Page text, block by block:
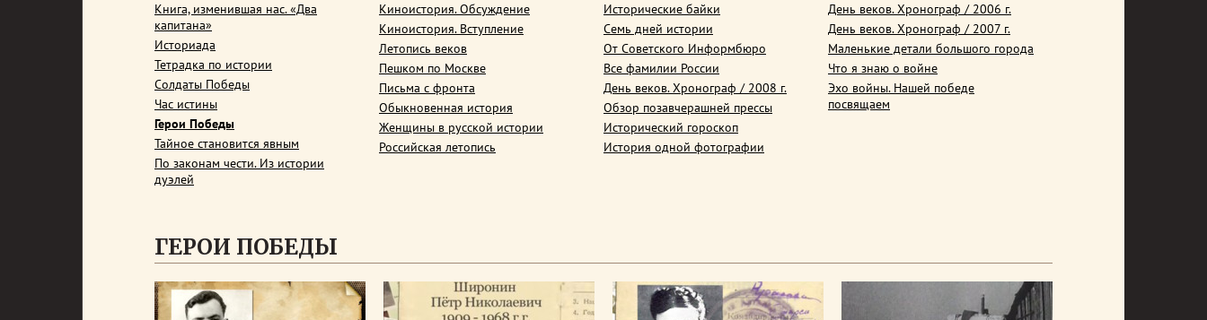
Книга, изменившая нас. «Два
капитана»
Историада
Тетрадка по истории
Солдаты Победы
Час истины
Герои Победы
Тайное становится явным
По законам чести. Из истории
дуэлей
Киноистория. Обсуждение
Киноистория. Вступление
Летопись веков
Пешком по Москве
Письма с фронта
Обыкновенная история
Женщины в русской истории
Российская летопись
Исторические байки
Семь дней истории
От Советского Информбюро
Все фамилии России
День веков. Хронограф / 2008 г.
Обзор позавчерашней прессы
Исторический гороскоп
История одной фотографии
День веков. Хронограф / 2006 г.
День веков. Хронограф / 2007 г.
Маленькие детали большого города
Что я знаю о войне
Эхо войны. Нашей победе
посвящаем
ГЕРОИ ПОБЕДЫ